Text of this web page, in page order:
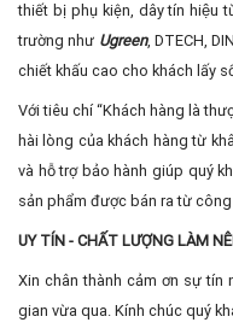
thiết bị phụ kiện, dây tín hiệu
trường như Ugreen, DTECH,
chiết khấu cao cho khách lấy
Với tiêu chí “Khách hàng là
hài lòng của khách hàng từ
và hỗ trợ bảo hành giúp quý
sản phẩm được bán ra từ
UY TÍN - CHẤT LƯỢNG LÀM
Xin chân thành cảm ơn sự tín
gian vừa qua. Kính chúc quý